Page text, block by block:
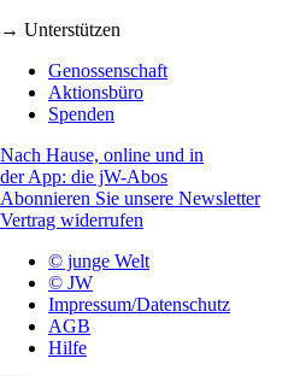
→ Unterstützen
Genossenschaft
Aktionsbüro
Spenden
Nach Hause, online und in
der App: die jW-Abos
Abonnieren Sie unsere Newsletter
Vertrag widerrufen
© junge Welt
© JW
Impressum/Datenschutz
AGB
Hilfe